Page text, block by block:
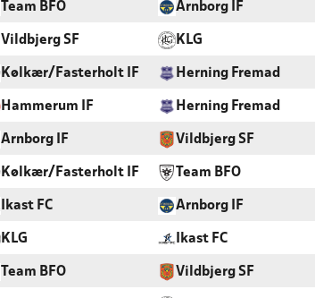
Team BFO Arnborg IF
Vildbjerg SF KLG
Kølkær/Fasterholt IF Herning Fremad
Hammerum IF Herning Fremad
Arnborg IF Vildbjerg SF
Kølkær/Fasterholt IF Team BFO
Ikast FC Arnborg IF
KLG Ikast FC
Team BFO Vildbjerg SF